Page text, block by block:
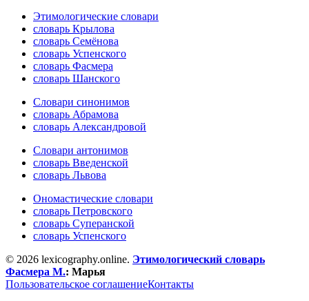
Этимологические словари
словарь Крылова
словарь Семёнова
словарь Успенского
словарь Фасмера
словарь Шанского
Словари синонимов
словарь Абрамова
словарь Александровой
Словари антонимов
словарь Введенской
словарь Львова
Ономастические словари
словарь Петровского
словарь Суперанской
словарь Успенского
© 2026 lexicography.online. Этимологический словарь
Фасмера М.: Марья
Пользовательское соглашениеКонтакты